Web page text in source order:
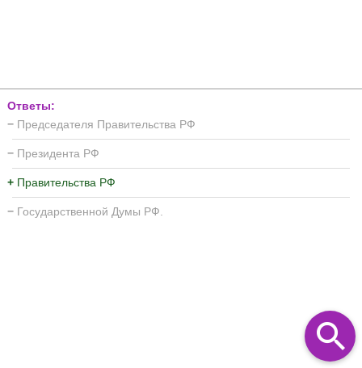
Ответы:
− Председателя Правительства РФ
− Президента РФ
+ Правительства РФ
− Государственной Думы РФ.